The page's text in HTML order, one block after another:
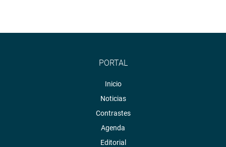
PORTAL
Inicio
Noticias
Contrastes
Agenda
Editorial